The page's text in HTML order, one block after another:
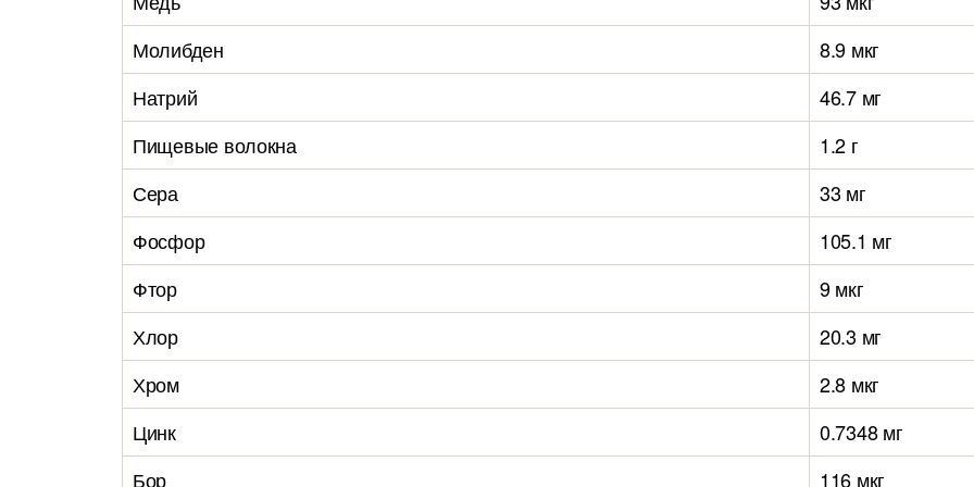
Молибден
8.9 мкг
Натрий
46.7 мг
Пищевые волокна
1.2 г
Сера
33 мг
Фосфор
105.1 мг
Фтор
9 мкг
Хлор
20.3 мг
Хром
2.8 мкг
Цинк
0.7348 мг
Бор
116 мкг